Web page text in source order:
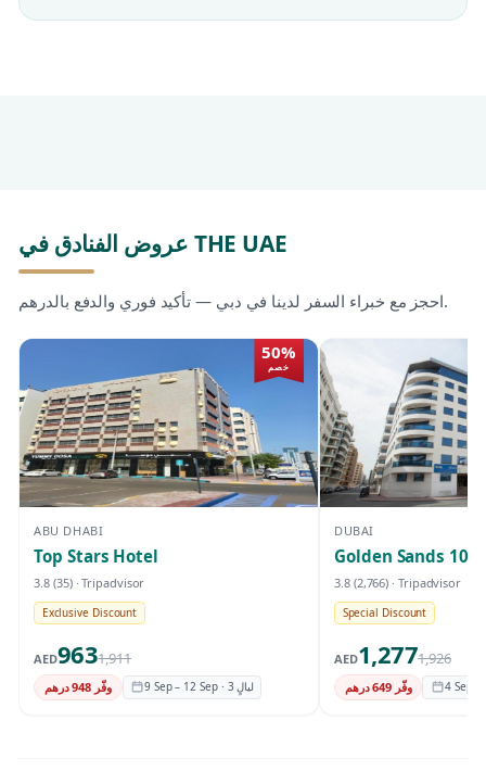
عروض الفنادق في THE UAE
احجز مع خبراء السفر لدينا في دبي — تأكيد فوري والدفع بالدرهم.
50%
خصم
ABU DHABI
Top Stars Hotel
3.8 (35)· Tripadvisor
Exclusive Discount
AED9631,911
وفّر 948 درهم 9 Sep – 12 Sep · 3 ليالٍ
DUBAI
Golden Sands 10
3.8(2,766) · Tripadvisor
Special Discount
AED1,2771,926
وفّر 649 درهم